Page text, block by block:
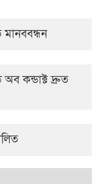
মানববন্ধন
কন্ডাক্ট দ্রুত